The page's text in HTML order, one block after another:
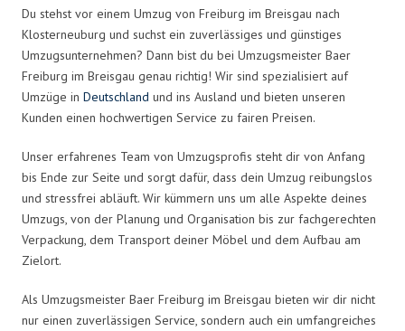
Du stehst vor einem Umzug von Freiburg im Breisgau nach
Klosterneuburg und suchst ein zuverlässiges und günstiges
Umzugsunternehmen? Dann bist du bei Umzugsmeister Baer
Freiburg im Breisgau genau richtig! Wir sind spezialisiert auf
Umzüge in Deutschland und ins Ausland und bieten unseren
Kunden einen hochwertigen Service zu fairen Preisen.
Unser erfahrenes Team von Umzugsprofis steht dir von Anfang
bis Ende zur Seite und sorgt dafür, dass dein Umzug reibungslos
und stressfrei abläuft. Wir kümmern uns um alle Aspekte deines
Umzugs, von der Planung und Organisation bis zur fachgerechten
Verpackung, dem Transport deiner Möbel und dem Aufbau am
Zielort.
Als Umzugsmeister Baer Freiburg im Breisgau bieten wir dir nicht
nur einen zuverlässigen Service, sondern auch ein umfangreiches